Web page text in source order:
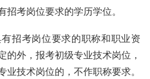
招考岗位要求的学历学位。
有招考岗位要求的职称和职业资
的外，报考初级专业技术岗位，
业技术岗位的，不作职称要求。